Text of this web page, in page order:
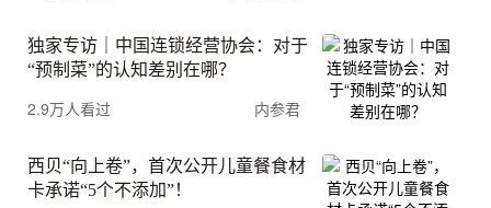
独家专访｜中国连锁经营协会：对于
“预制菜”的认知差别在哪？
2.9万人看过 内参君
西贝“向上卷”，首次公开儿童餐食材
卡承诺“5个不添加”！